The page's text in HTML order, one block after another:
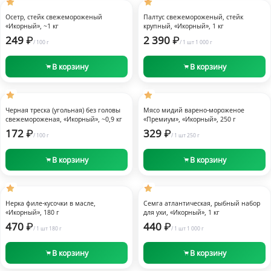
Осетр, стейк свежемороженый
«Икорный», ~1 кг
249 / 100 г
В корзину
Палтус свежемороженый, стейк
крупный, «Икорный», 1 кг
2 390 / 1 шт 1 000 г
В корзину
Черная треска (угольная) без головы
свежемороженая, «Икорный», ~0,9 кг
172 / 100 г
В корзину
Мясо мидий варено-мороженое
«Премиум», «Икорный», 250 г
329 / 1 шт250 г
В корзину
Нерка филе-кусочки в масле,
«Икорный», 180 г
470 / 1 шт 180 г
В корзину
Семга атлантическая, рыбный набор
для ухи, «Икорный», 1 кг
440 / 1 шт 1 000 г
В корзину